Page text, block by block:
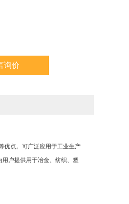
询价
优点。可广泛应用于工业生产
户提供用于冶金、纺织、塑